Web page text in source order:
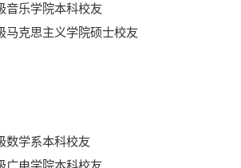
乐学院本科校友
思主义学院硕士校友
学系本科校友
电学院本科校友